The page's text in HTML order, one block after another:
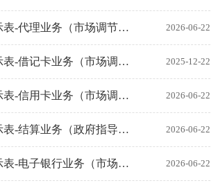
收费服务项目公示表-代理业务（市场调节价） 2026-06-22
收费服务项目公示表-借记卡业务（市场调节价） 2025-12-22
收费服务项目公示表-信用卡业务（市场调节价） 2026-06-22
收费服务项目公示表-结算业务（政府指导价、市场调节价） 2026-06-22
免费服务项目公示表-电子银行业务（市场调节价） 2026-06-22